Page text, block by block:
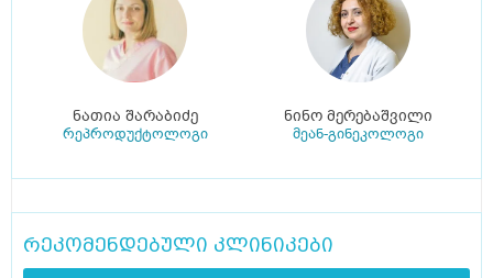
ნათია შარაბიძე
რეპროდუქტოლოგი
ნინო მერებაშვილი
მეან-გინეკოლოგი
რეკომენდებული კლინიკები